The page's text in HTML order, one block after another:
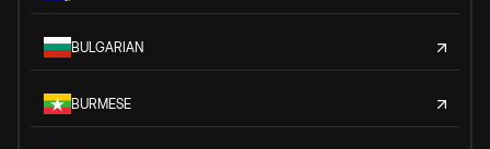
BULGARIAN
BURMESE